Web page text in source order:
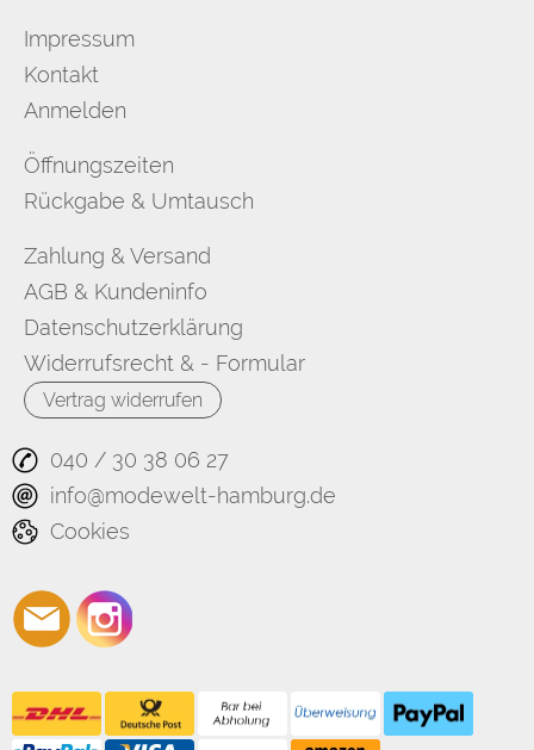
Impressum
Kontakt
Anmelden
Öffnungszeiten
Rückgabe & Umtausch
Zahlung & Versand
AGB & Kundeninfo
Datenschutzerklärung
Widerrufsrecht & - Formular
Vertrag widerrufen
040 / 30 38 06 27
info@modewelt-hamburg.de
Cookies